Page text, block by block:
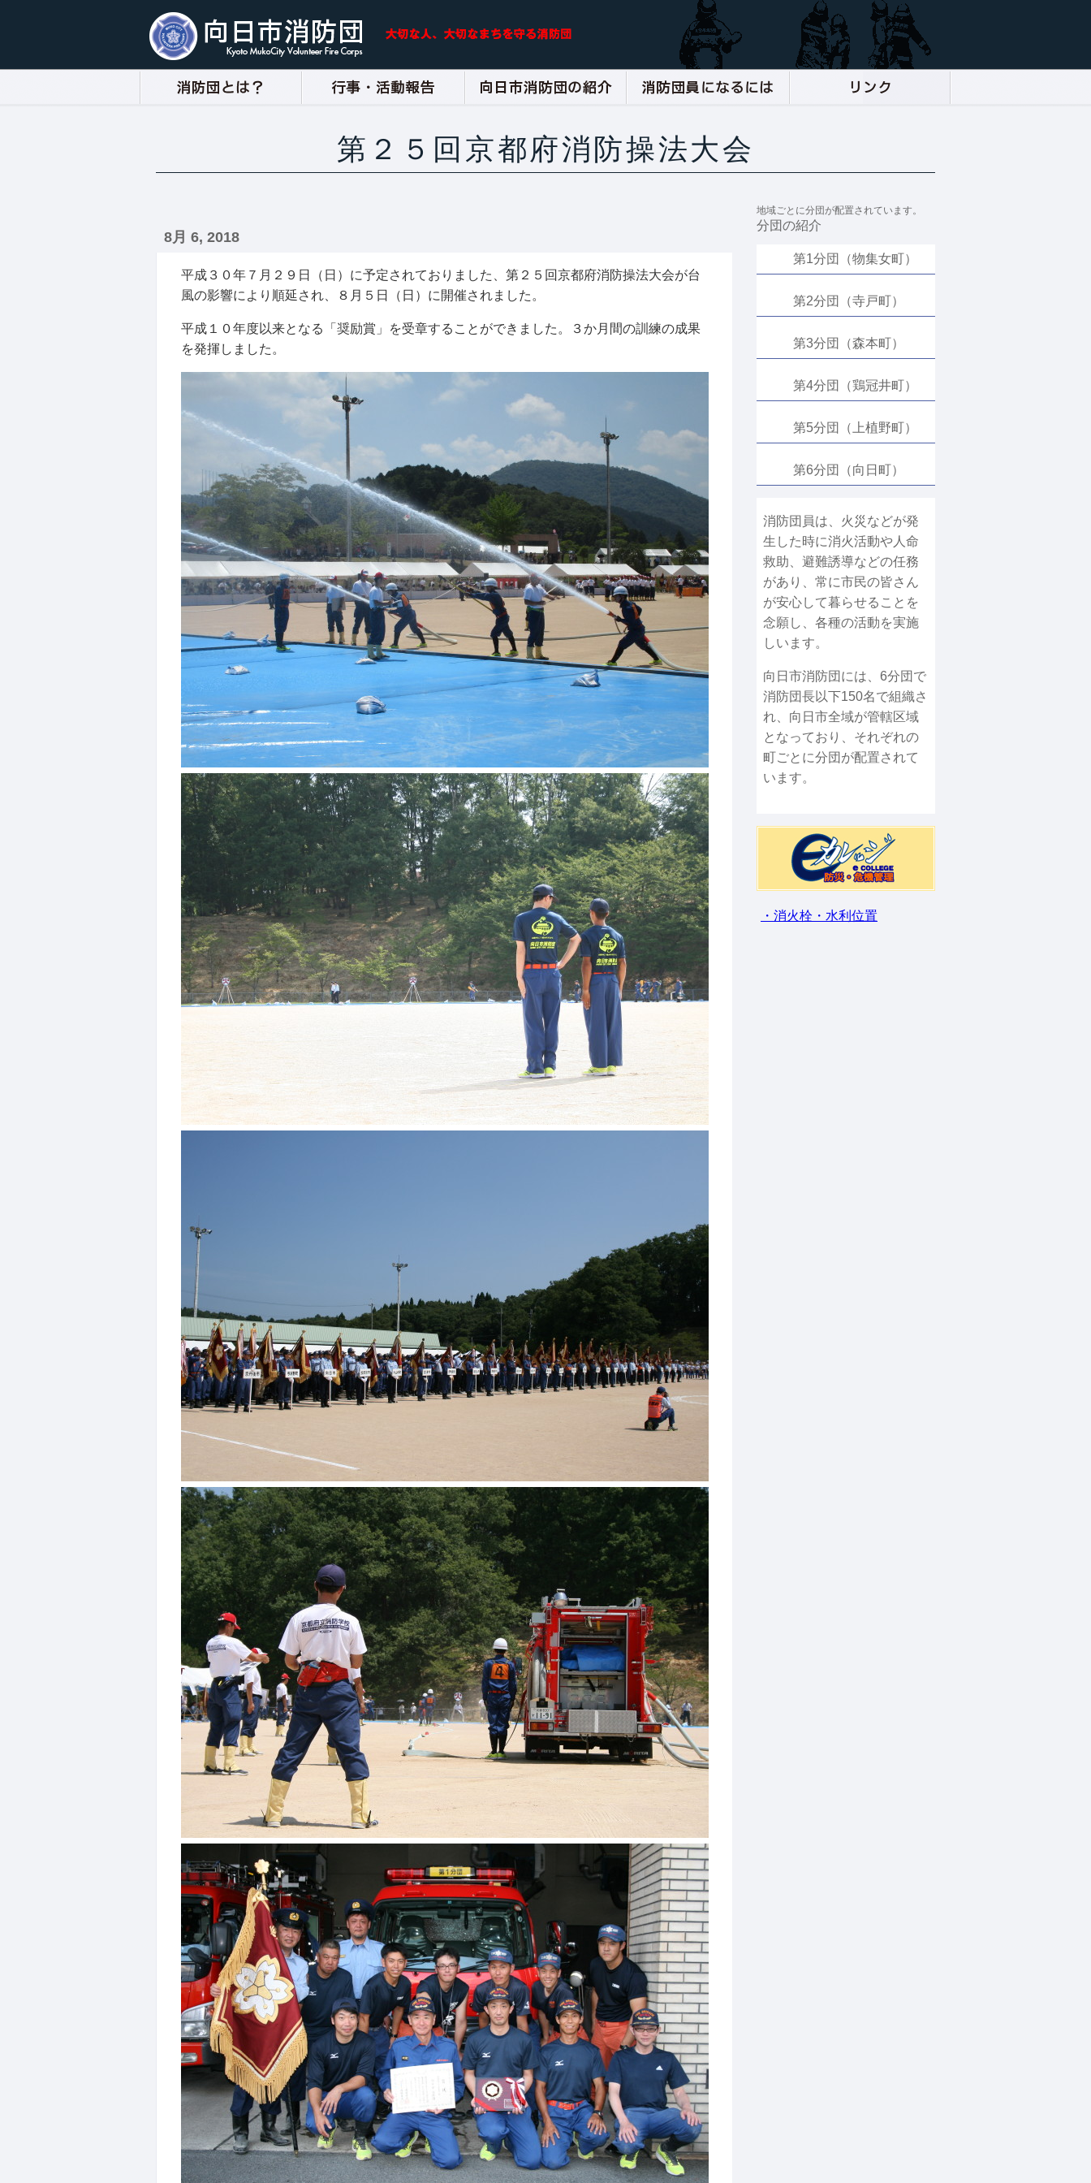
第２５回京都府消防操法大会
8月 6, 2018
平成３０年７月２９日（日）に予定されておりました、第２５回京都府消防操法大会が台
風の影響により順延され、８月５日（日）に開催されました。
平成１０年度以来となる「奨励賞」を受章することができました。３か月間の訓練の成果
を発揮しました。
地域ごとに分団が配置されています。
分団の紹介
第1分団（物集女町）
第2分団（寺戸町）
第3分団（森本町）
第4分団（鶏冠井町）
第5分団（上植野町）
第6分団（向日町）
消防団員は、火災などが発
生した時に消火活動や人命
救助、避難誘導などの任務
があり、常に市民の皆さん
が安心して暮らせることを
念願し、各種の活動を実施
しいます。
向日市消防団には、6分団で
消防団長以下150名で組織さ
れ、向日市全域が管轄区域
となっており、それぞれの
町ごとに分団が配置されて
います。
・消火栓・水利位置